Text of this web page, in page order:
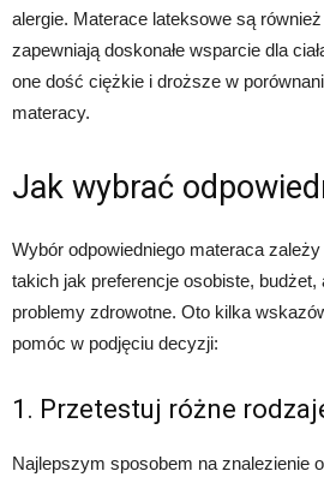
alergie. Materace lateksowe są
zapewniają doskonałe wsparcie dla
one dość ciężkie i droższe w
materacy.
Jak wybrać
Wybór odpowiedniego materaca
takich jak preferencje osobiste, budżet,
problemy zdrowotne. Oto kilka
pomóc w podjęciu decyzji:
1. Przetestuj różne
Najlepszym sposobem na znalezienie